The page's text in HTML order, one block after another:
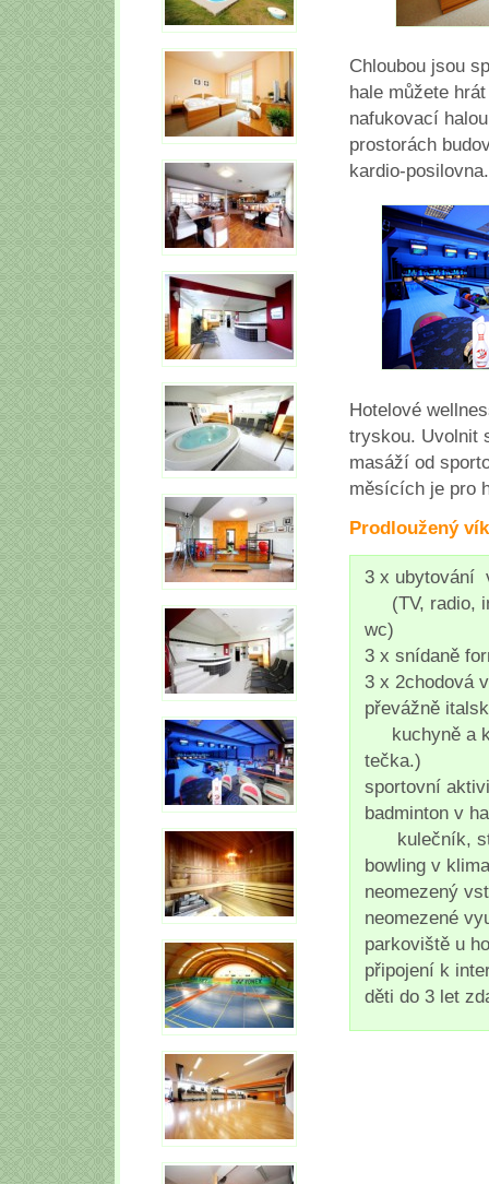
Chloubou jsou
hale můžete
nafukovací
prostorách
kardio-posilovna.
Hotelové
tryskou. Uvolnit
masáží od
měsících je pro
Prodloužený
3 x ubytování
(TV, radio,
wc)
3 x snídaně
3 x 2chodová
převážně
kuchyně a
tečka.)
sportovní
badminton v
kulečník,
bowling v
neomezený
neomezené
parkoviště u
připojení k
děti do 3 let